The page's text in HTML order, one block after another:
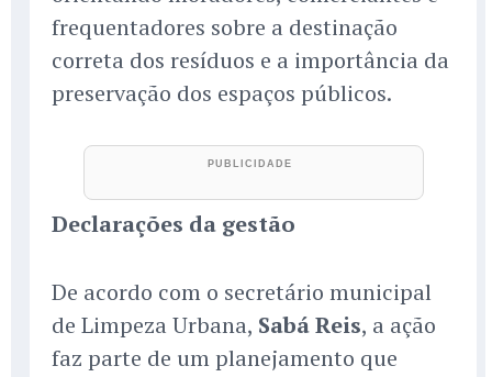
frequentadores sobre a destinação
correta dos resíduos e a importância da
preservação dos espaços públicos.
Declarações da gestão
De acordo com o secretário municipal
de Limpeza Urbana, Sabá Reis, a ação
faz parte de um planejamento que